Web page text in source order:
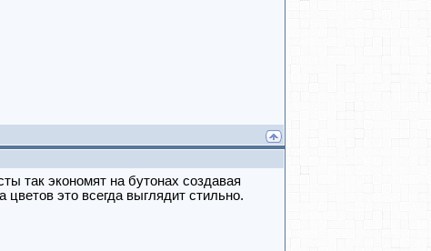
так экономят на бутонах создавая
это всегда выглядит стильно.